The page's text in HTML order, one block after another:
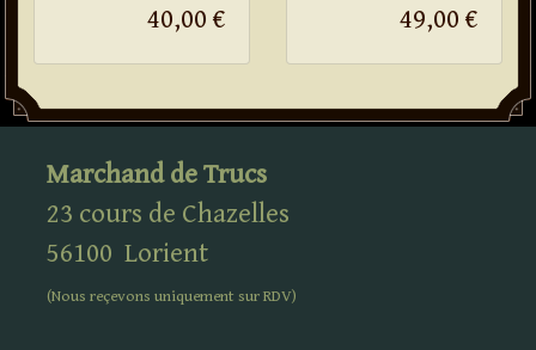
40,00 € 49,00 €
Marchand de Trucs
23 cours de Chazelles
56100 Lorient
(Nous reçevons uniquement surRDV)